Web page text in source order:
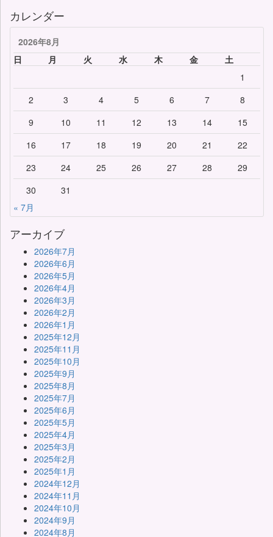
カレンダー
2026年8月
日
月 火 水 木 金
土
1
2
3 4 5 6 7
8
9
10 11 12 13 14
15
16
17 18 19 20 21
22
23
24 25 26 27 28
29
30
31
« 7月
アーカイブ
2026年7月
2026年6月
2026年5月
2026年4月
2026年3月
2026年2月
2026年1月
2025年12月
2025年11月
2025年10月
2025年9月
2025年8月
2025年7月
2025年6月
2025年5月
2025年4月
2025年3月
2025年2月
2025年1月
2024年12月
2024年11月
2024年10月
2024年9月
2024年8月